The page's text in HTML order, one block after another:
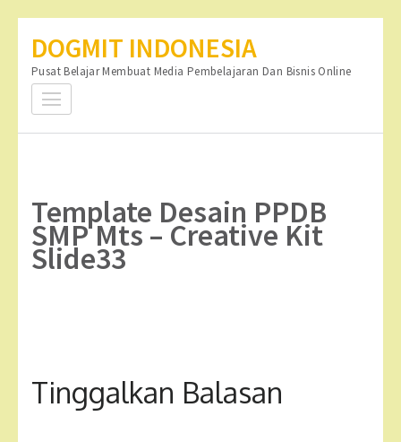
konten
(Tekan
DOGMIT INDONESIA
Pusat Belajar Membuat Media Pembelajaran Dan Bisnis Online
Template Desain PPDB
SMP Mts – Creative Kit
Slide33
Tinggalkan Balasan